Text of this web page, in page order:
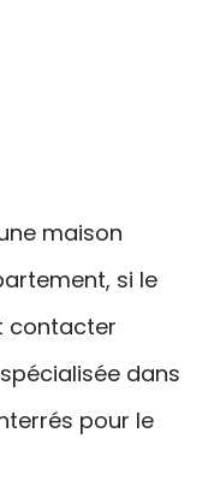
maison
si le
contacter
dans
pour le